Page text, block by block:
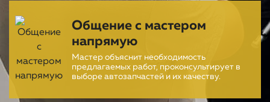
Общение с мастером
напрямую
Мастер объяснит необходимость
предлагаемых работ, проконсультирует в
выборе автозапчастей и их качеству.